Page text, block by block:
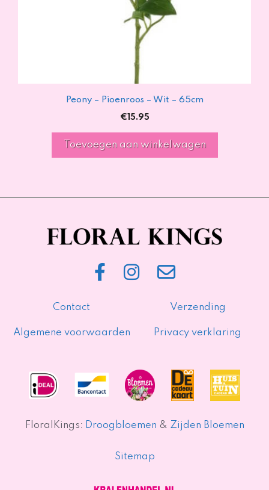
Peony – Pioenroos – Wit – 65cm
€15.95
Toevoegen aan winkelwagen
Contact Verzending
Algemene voorwaarden Privacy verklaring
FloralKings: Droogbloemen & Zijden Bloemen
Sitemap